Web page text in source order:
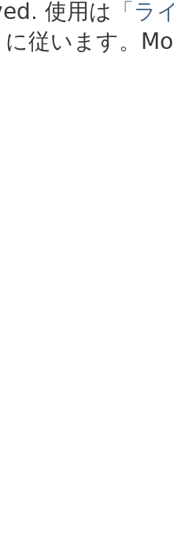
使用は 「ラ
に従います。